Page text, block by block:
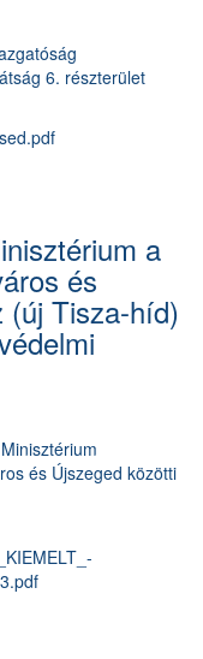
6. részterület
a
és
(új Tisza-híd)
és Újszeged közötti